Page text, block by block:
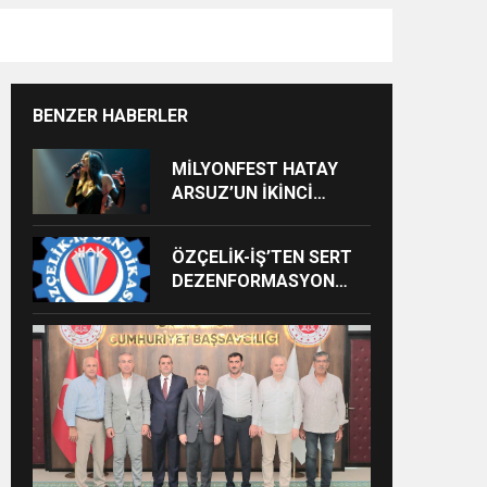
BENZER HABERLER
MİLYONFEST HATAY
ARSUZ’UN İKİNCİ
ALACAK
ÖZÇELİK-İŞ’TEN SERT
DEZENFORMASYON
VE CEZAİ SÜREÇ
BAŞLATILDI”